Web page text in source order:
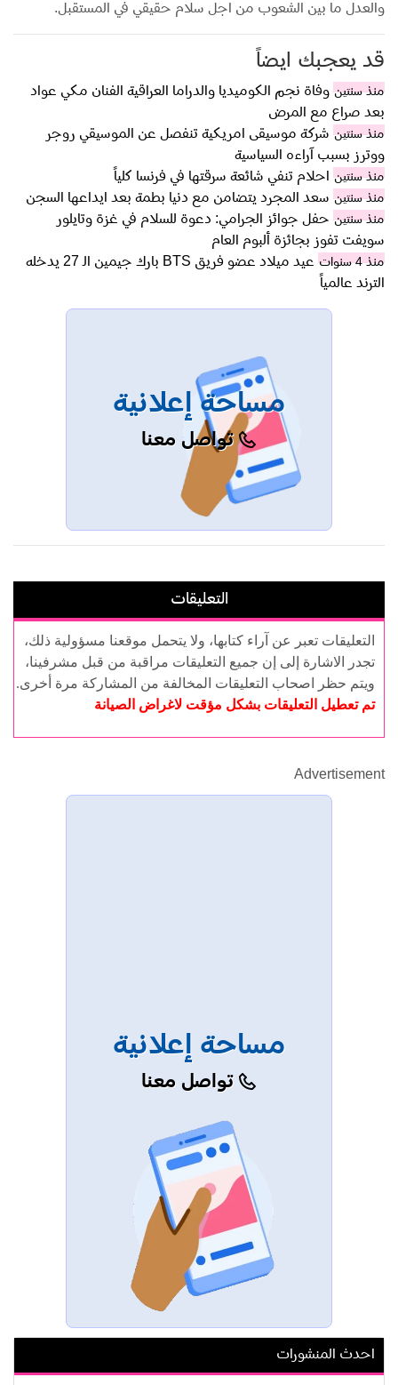
والعدل ما بين الشعوب من اجل سلام حقيقي في المستقبل.
قد يعجبك ايضاً
منذ سنتين وفاة نجم الكوميديا والدراما العراقية الفنان مكي عواد
بعد صراع مع المرض
منذ سنتين شركة موسيقى امريكية تنفصل عن الموسيقي روجر
ووترز بسبب آراءه السياسية
منذ سنتين احلام تنفي شائعة سرقتها في فرنسا كلياً
منذ سنتين سعد المجرد يتضامن مع دنيا بطمة بعد ايداعها السجن
منذ سنتين حفل جوائز الجرامي: دعوة للسلام في غزة وتايلور
سويفت تفوز بجائزة ألبوم العام
منذ 4 سنوات
عيد ميلاد عضو فريق BTS بارك جيمين الـ 27 يدخله
الترند عالمياً
مساحة إعلانية
تواصل معنا
التعليقات
التعليقات تعبر عن آراء كتابها، ولا يتحمل موقعنا مسؤولية ذلك،
تجدر الاشارة إلى إن جميع التعليقات مراقبة من قبل مشرفينا،
ويتم حظر اصحاب التعليقات المخالفة من المشاركة مرة أخرى.
تم تعطيل التعليقات بشكل مؤقت لاغراض الصيانة
Advertisement
مساحة إعلانية
تواصل معنا
احدث المنشورات